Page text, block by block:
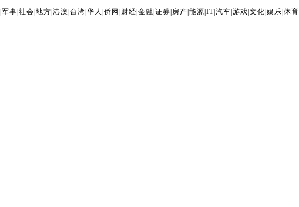
军事 社会 地方 港澳 台湾 华人 侨网 财经 金融 证券 房产 能源 IT| 汽车 游戏 文化 娱乐 体育